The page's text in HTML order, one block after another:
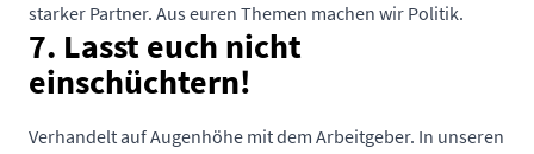
starker Partner. Aus euren Themen machen wir Politik.
7. Lasst euch nicht
einschüchtern!
Verhandelt auf Augenhöhe mit dem Arbeitgeber. In unseren